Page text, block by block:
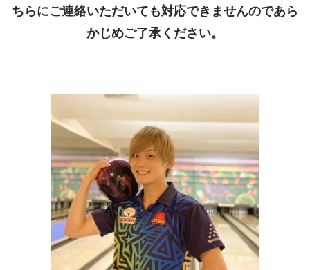
ちらにご連絡いただいても対応できませんのであら
かじめご了承ください。